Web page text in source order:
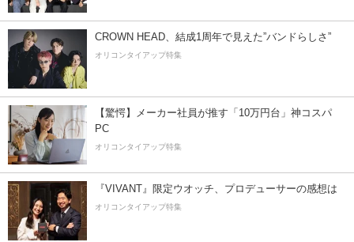
CROWN HEAD、結成1周年で見えた”バンドらしさ”
オリコンタイアップ特集
【驚愕】メーカー社員が推す「10万円台」神コスパ
PC
オリコンタイアップ特集
『VIVANT』限定ウオッチ、プロデューサーの感想は
オリコンタイアップ特集